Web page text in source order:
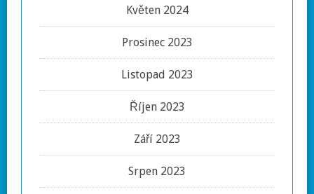
Květen 2024
Prosinec 2023
Listopad 2023
Říjen 2023
Září 2023
Srpen 2023